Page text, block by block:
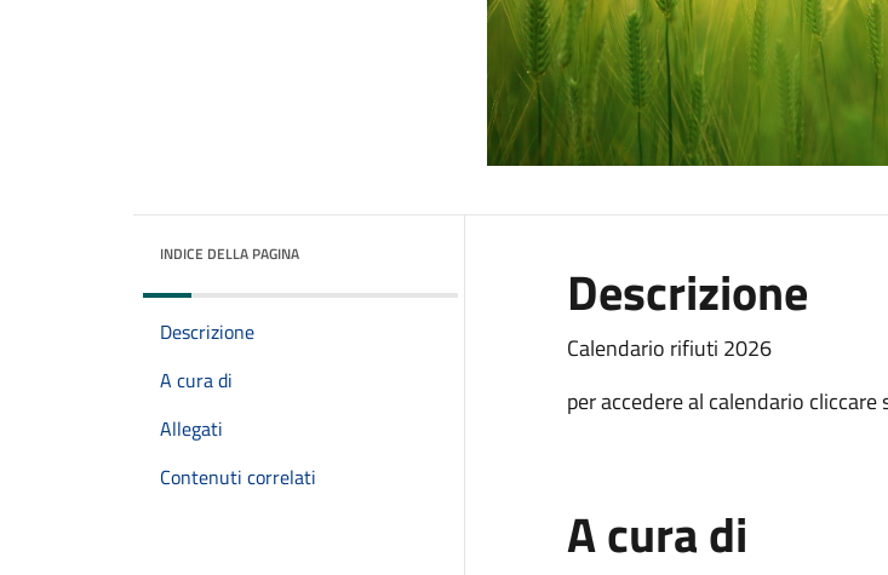
INDICE DELLA PAGINA
Descrizione
A cura di
Allegati
Contenuti correlati
Descrizione
Calendario rifiuti 2026
per accedere al calendario cliccare
A cura di